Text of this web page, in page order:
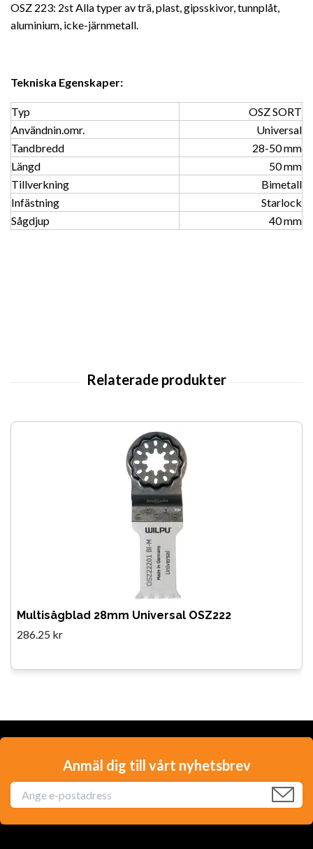
OSZ 223: 2st Alla typer av trä, plast, gipsskivor, tunnplåt,
aluminium, icke-järnmetall.
Tekniska Egenskaper:
Typ
OSZ SORT
Användnin.omr.
Universal
Tandbredd
28-50 mm
Längd
50 mm
Tillverkning
Bimetall
Infästning
Starlock
Sågdjup
40 mm
Multisågblad 28mm Universal OSZ222
286.25 kr
Anmäl dig till vårt nyhetsbrev